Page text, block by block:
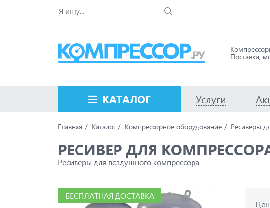
Поставка,
КАТАЛОГ Услуги
Главная Каталог Компрессорное оборудование Ресиверы
РЕСИВЕР ДЛЯ КОМПРЕССОРА
Ресиверы для воздушного компрессора
БЕСПЛАТНАЯ ДОСТАВКА